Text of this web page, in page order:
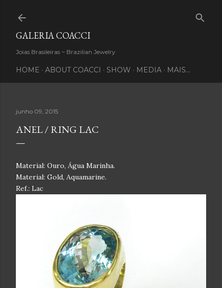
GALERIA COACCI
Joias Brasileiras ~ Brazilian Jewelry
HOME ABOUT COACCI SHOW MEDIA MAIS…
junho 09, 2015
ANEL / RING LAC
Material: Ouro, Água Marinha.
Material: Gold, Aquamarine.
Ref.: Lac